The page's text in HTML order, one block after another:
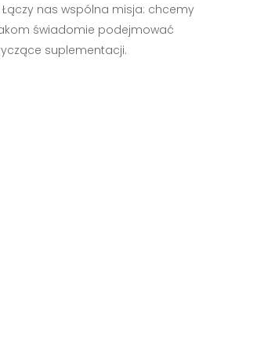
nas wspólna misja: chcemy
świadomie podejmować
suplementacji.